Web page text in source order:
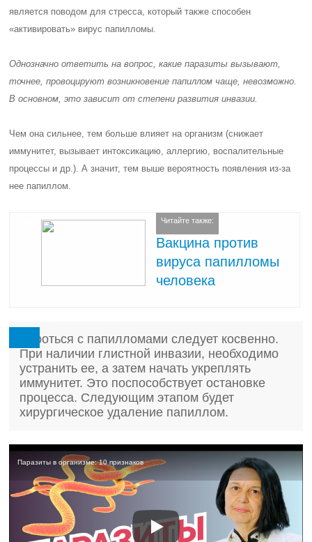
является поводом для стресса, который также способен
«активировать» вирус папилломы.
Однозначно ответить на вопрос, какие паразиты вызывают,
точнее, провоцируют возникновение папиллом чаще, невозможно.
В основном, это зависит от степени развития инвазии.
Чем она сильнее, тем больше влияет на организм (снижает
иммунитет, вызывает интоксикацию, аллергию, воспалительные
процессы и др.). А значит, тем выше вероятность появления из-за
нее папиллом.
Читайте также:
Вакцина против
вируса папилломы
человека
Бороться с папилломами следует косвенно.
При наличии глистной инвазии, необходимо
устранить ее, а затем начать укреплять
иммунитет. Это поспособствует остановке
процесса. Следующим этапом будет
хирургическое удаление папиллом.
Паразиты в организме: 10 признаков